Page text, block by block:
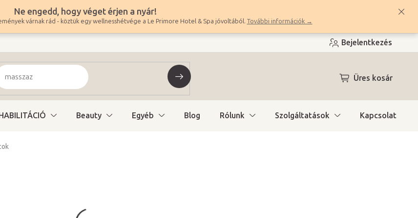
Ne engedd, hogy véget érjen a nyár!
várnak rád - köztük egy wellnesshétvége a Le Primore Hotel & Spa jóvoltából. További információk →
Bejelentkezés
KOSÁR
Üres kosár
Beauty Egyéb Blog Rólunk Szolgáltatások Kapcsolat